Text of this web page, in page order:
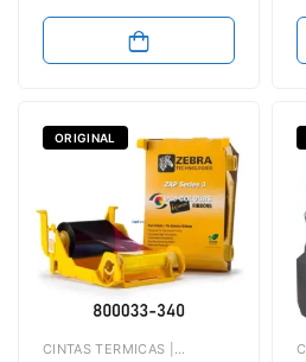
/ ZC300 Series /
Hasta 200 Imágenes
ORIGINAL
CINTAS TERMICAS | TICKETERAS | LAMINADAS | ETIQUETADORAS | CONTINUAS ADHESIVAS